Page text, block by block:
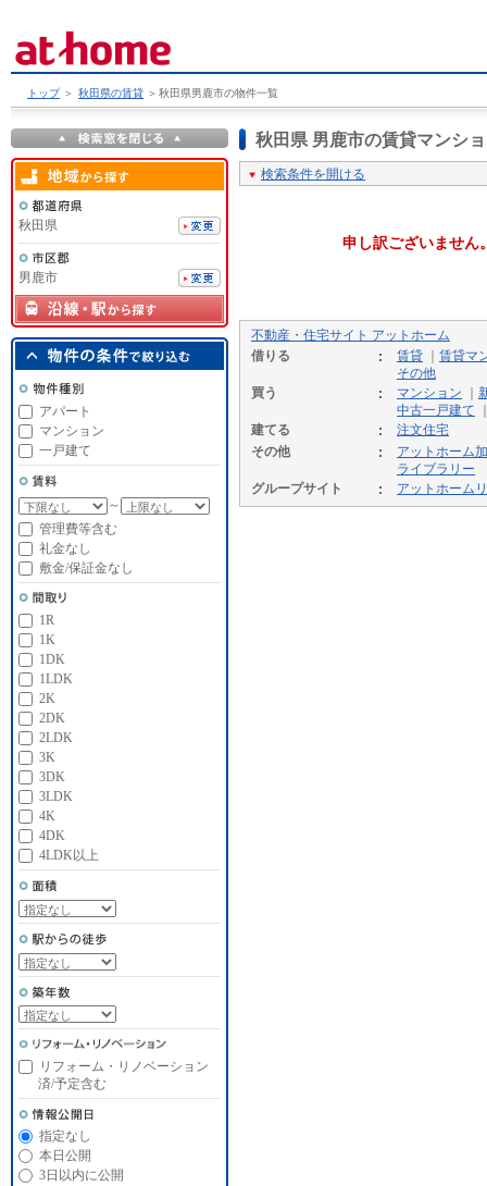
トップ ＞ 秋田県の賃貸 ＞ 秋田県男鹿市の物件一覧
秋田県 男鹿市の賃貸マンシ
検索条件を開ける
申し訳ございません
不動産・住宅サイト アットホーム
借りる
賃貸
賃貸マ
その他
買う
マンション
中古一戸建て
建てる
注文住宅
その他
アットホーム
ライブラリー
グループサイト
アットホーム
秋田県
男鹿市
アパート
マンション
一戸建て
～
管理費等含む
礼金なし
敷金/保証金なし
1R
1K
1DK
1LDK
2K
2DK
2LDK
3K
3DK
3LDK
4K
4DK
4LDK以上
リフォーム・リノベーション
済/予定含む
指定なし
本日公開
3日以内に公開